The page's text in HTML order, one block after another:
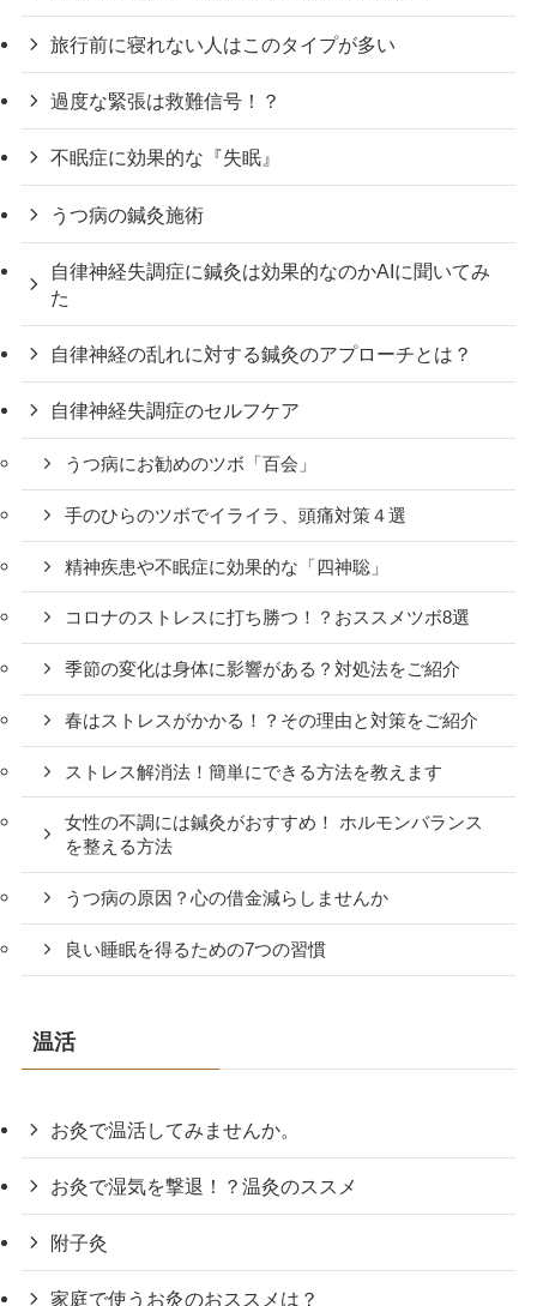
旅行前に寝れない人はこのタイプが多い
過度な緊張は救難信号！？
不眠症に効果的な『失眠』
うつ病の鍼灸施術
自律神経失調症に鍼灸は効果的なのかAIに聞いてみ
た
自律神経の乱れに対する鍼灸のアプローチとは？
自律神経失調症のセルフケア
うつ病にお勧めのツボ「百会」
手のひらのツボでイライラ、頭痛対策４選
精神疾患や不眠症に効果的な「四神聡」
コロナのストレスに打ち勝つ！？おススメツボ8選
季節の変化は身体に影響がある？対処法をご紹介
春はストレスがかかる！？その理由と対策をご紹介
ストレス解消法！簡単にできる方法を教えます
女性の不調には鍼灸がおすすめ！ ホルモンバランス
を整える方法
うつ病の原因？心の借金減らしませんか
良い睡眠を得るための7つの習慣
温活
お灸で温活してみませんか。
お灸で湿気を撃退！？温灸のススメ
附子灸
家庭で使うお灸のおススメは？